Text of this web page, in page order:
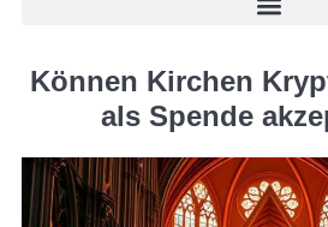
Können Kirchen
als Spende